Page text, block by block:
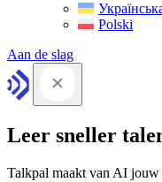
Polski
Aan de slag
Leer sneller
Talkpal maakt van AI jouw